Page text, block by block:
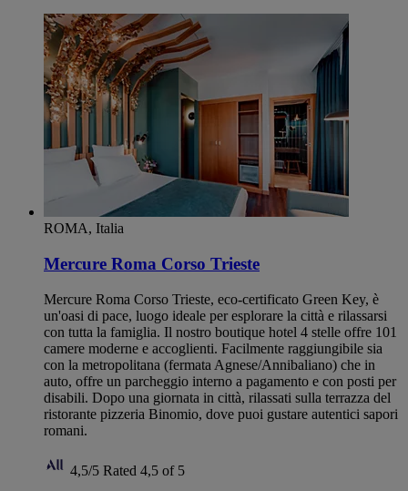
ROMA, Italia
Mercure Roma Corso Trieste
Mercure Roma Corso Trieste, eco-certificato Green Key, è
un'oasi di pace, luogo ideale per esplorare la città e rilassarsi
con tutta la famiglia. Il nostro boutique hotel 4 stelle offre 101
camere moderne e accoglienti. Facilmente raggiungibile sia
con la metropolitana (fermata Agnese/Annibaliano) che in
auto, offre un parcheggio interno a pagamento e con posti per
disabili. Dopo una giornata in città, rilassati sulla terrazza del
ristorante pizzeria Binomio, dove puoi gustare autentici sapori
romani.
4,5/5 Rated 4,5 of 5